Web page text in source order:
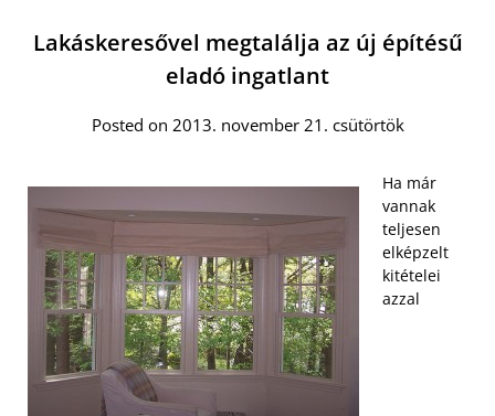
Lakáskeresővel megtalálja az új építésű
eladó ingatlant
Posted on 2013. november 21. csütörtök
Ha már
vannak
teljesen
elképzelt
kitételei
azzal